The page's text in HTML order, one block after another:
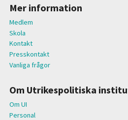
Mer information
Medlem
Skola
Kontakt
Presskontakt
Vanliga frågor
Om Utrikespolitiska
Om UI
Personal